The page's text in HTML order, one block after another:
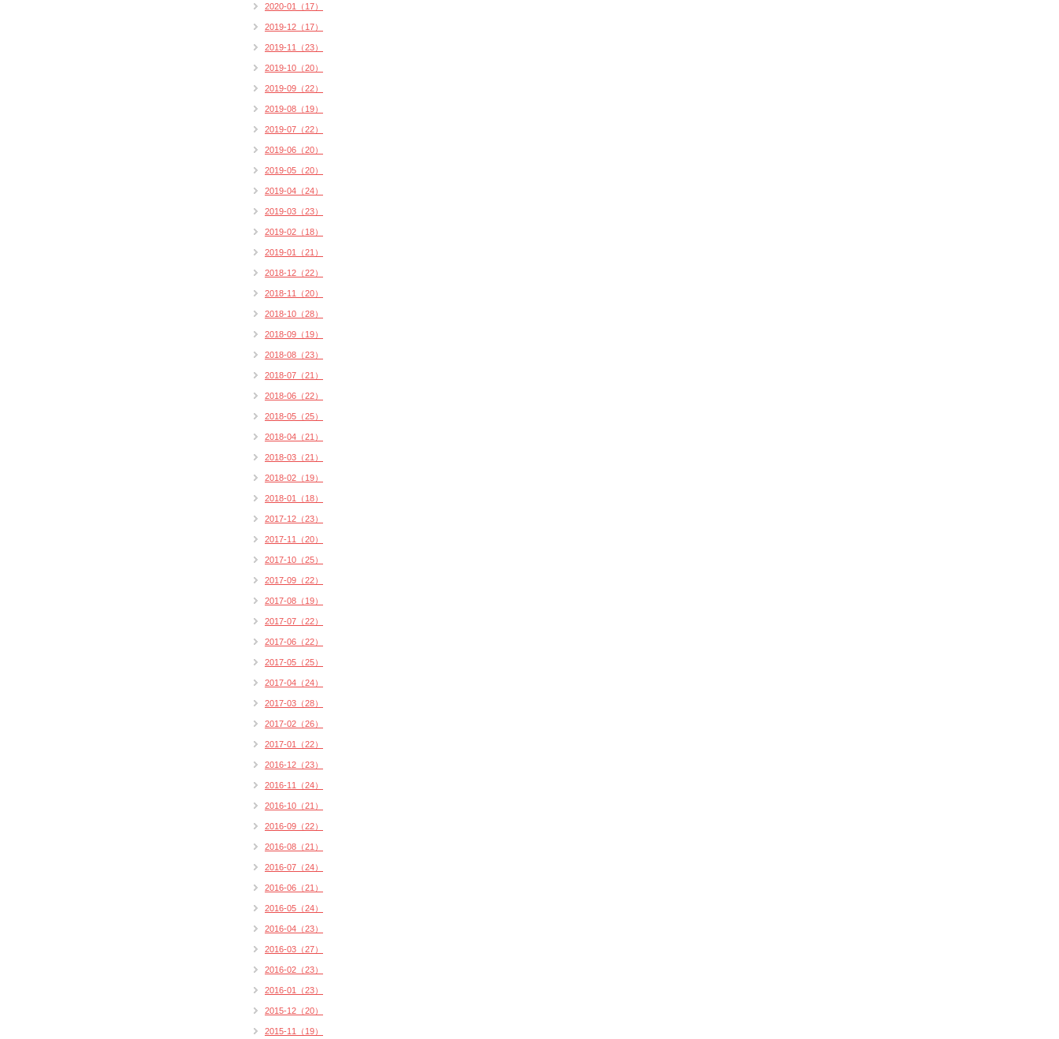
2020-01（17）
2019-12（17）
2019-11（23）
2019-10（20）
2019-09（22）
2019-08（19）
2019-07（22）
2019-06（20）
2019-05（20）
2019-04（24）
2019-03（23）
2019-02（18）
2019-01（21）
2018-12（22）
2018-11（20）
2018-10（28）
2018-09（19）
2018-08（23）
2018-07（21）
2018-06（22）
2018-05（25）
2018-04（21）
2018-03（21）
2018-02（19）
2018-01（18）
2017-12（23）
2017-11（20）
2017-10（25）
2017-09（22）
2017-08（19）
2017-07（22）
2017-06（22）
2017-05（25）
2017-04（24）
2017-03（28）
2017-02（26）
2017-01（22）
2016-12（23）
2016-11（24）
2016-10（21）
2016-09（22）
2016-08（21）
2016-07（24）
2016-06（21）
2016-05（24）
2016-04（23）
2016-03（27）
2016-02（23）
2016-01（23）
2015-12（20）
2015-11（19）